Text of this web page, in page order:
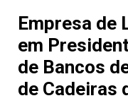
Empresa de
em
de Bancos
de Cadeiras